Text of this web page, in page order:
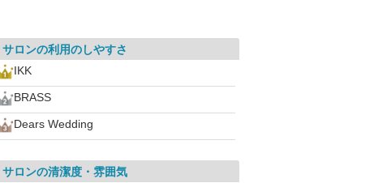
サロンの利用のしやすさ
IKK
BRASS
Dears Wedding
サロンの清潔度・雰囲気